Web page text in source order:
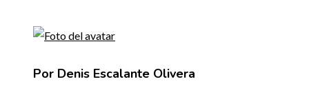
Por Denis Escalante Olivera